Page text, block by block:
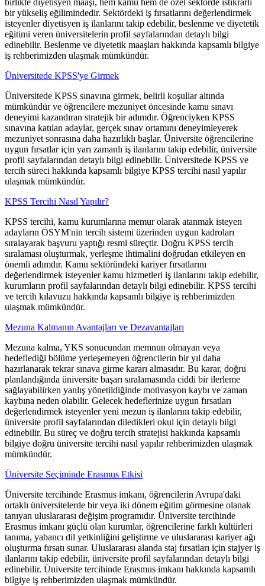
birlikte diyetisyen maaşı, hem kamu hem de özel sektörde istikrarlı
bir yükseliş eğilimindedir. Sektördeki iş fırsatlarını değerlendirmek
isteyenler diyetisyen iş ilanlarını takip edebilir, beslenme ve diyetetik
eğitimi veren üniversitelerin profil sayfalarından detaylı bilgi
edinebilir. Beslenme ve diyetetik maaşları hakkında kapsamlı bilgiye
iş rehberimizden ulaşmak mümkündür.
Üniversitede KPSS'ye Girmek
Üniversitede KPSS sınavına girmek, belirli koşullar altında
mümkündür ve öğrencilere mezuniyet öncesinde kamu sınavı
deneyimi kazandıran stratejik bir adımdır. Öğrenciyken KPSS
sınavına katılan adaylar, gerçek sınav ortamını deneyimleyerek
mezuniyet sonrasına daha hazırlıklı başlar. Üniversite öğrencilerine
uygun fırsatlar için yarı zamanlı iş ilanlarını takip edebilir, üniversite
profil sayfalarından detaylı bilgi edinebilir. Üniversitede KPSS ve
tercih süreci hakkında kapsamlı bilgiye KPSS tercihi nasıl yapılır
ulaşmak mümkündür.
KPSS Tercihi Nasıl Yapılır?
KPSS tercihi, kamu kurumlarına memur olarak atanmak isteyen
adayların ÖSYM'nin tercih sistemi üzerinden uygun kadroları
sıralayarak başvuru yaptığı resmi süreçtir. Doğru KPSS tercih
sıralaması oluşturmak, yerleşme ihtimalini doğrudan etkileyen en
önemli adımdır. Kamu sektöründeki kariyer fırsatlarını
değerlendirmek isteyenler kamu hizmetleri iş ilanlarını takip edebilir,
kurumların profil sayfalarından detaylı bilgi edinebilir. KPSS tercihi
ve tercih kılavuzu hakkında kapsamlı bilgiye iş rehberimizden
ulaşmak mümkündür.
Mezuna Kalmanın Avantajları ve Dezavantajları
Mezuna kalma, YKS sonucundan memnun olmayan veya
hedeflediği bölüme yerleşemeyen öğrencilerin bir yıl daha
hazırlanarak tekrar sınava girme kararı almasıdır. Bu karar, doğru
planlandığında üniversite başarı sıralamasında ciddi bir ilerleme
sağlayabilirken yanlış yönetildiğinde motivasyon kaybı ve zaman
kaybına neden olabilir. Gelecek hedeflerinize uygun fırsatları
değerlendirmek isteyenler yeni mezun iş ilanlarını takip edebilir,
üniversite profil sayfalarından diledikleri okul için detaylı bilgi
edinebilir. Bu süreç ve doğru tercih stratejisi hakkında kapsamlı
bilgiye doğru üniversite tercihi nasıl yapılır rehberimizden ulaşmak
mümkündür.
Üniversite Seçiminde Erasmus Etkisi
Üniversite tercihinde Erasmus imkanı, öğrencilerin Avrupa'daki
ortaklı üniversitelerde bir veya iki dönem eğitim görmesine olanak
tanıyan uluslararası değişim programıdır. Üniversite tercihinde
Erasmus imkanı güçlü olan kurumlar, öğrencilerine farklı kültürleri
tanıma, yabancı dil yetkinliğini geliştirme ve uluslararası kariyer ağı
oluşturma fırsatı sunar. Uluslararası alanda staj fırsatları için stajyer iş
ilanlarını takip edebilir, üniversite profil sayfalarından detaylı bilgi
edinebilir. Üniversite tercihinde Erasmus imkanı hakkında kapsamlı
bilgiye iş rehberimizden ulaşmak mümkündür.